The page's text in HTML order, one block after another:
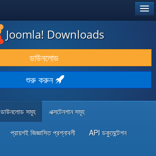
Joomla! Downloads
ডাউনলোড
শুরু করুন
ডাউনলোড সমূহ এক্সটেনশান সমূহ
প্রায়শই জিজ্ঞাসিত প্রশ্নাবলী API ডকুমেন্টেশন